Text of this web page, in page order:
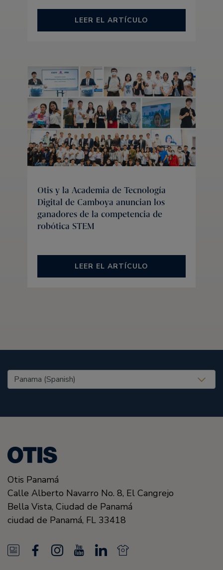
LEER EL ARTÍCULO
Otis y la Academia de Tecnología
Digital de Camboya anuncian los
ganadores de la competencia de
robótica STEM
LEER EL ARTÍCULO
United States (EN)
Otis Panamá
Calle Alberto Navarro No. 8, El Cangrejo
Bella Vista, Ciudad de Panamá
ciudad de Panamá, FL 33418
N
I
L
N